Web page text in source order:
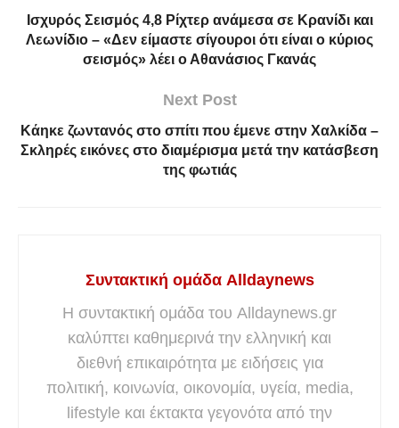
Ισχυρός Σεισμός 4,8 Ρίχτερ ανάμεσα σε Κρανίδι και
Λεωνίδιο – «Δεν είμαστε σίγουροι ότι είναι ο κύριος
σεισμός» λέει ο Αθανάσιος Γκανάς
Next Post
Κάηκε ζωντανός στο σπίτι που έμενε στην Χαλκίδα –
Σκληρές εικόνες στο διαμέρισμα μετά την κατάσβεση
της φωτιάς
Συντακτική ομάδα Alldaynews
Η συντακτική ομάδα του Alldaynews.gr
καλύπτει καθημερινά την ελληνική και
διεθνή επικαιρότητα με ειδήσεις για
πολιτική, κοινωνία, οικονομία, υγεία, media,
lifestyle και έκτακτα γεγονότα από την